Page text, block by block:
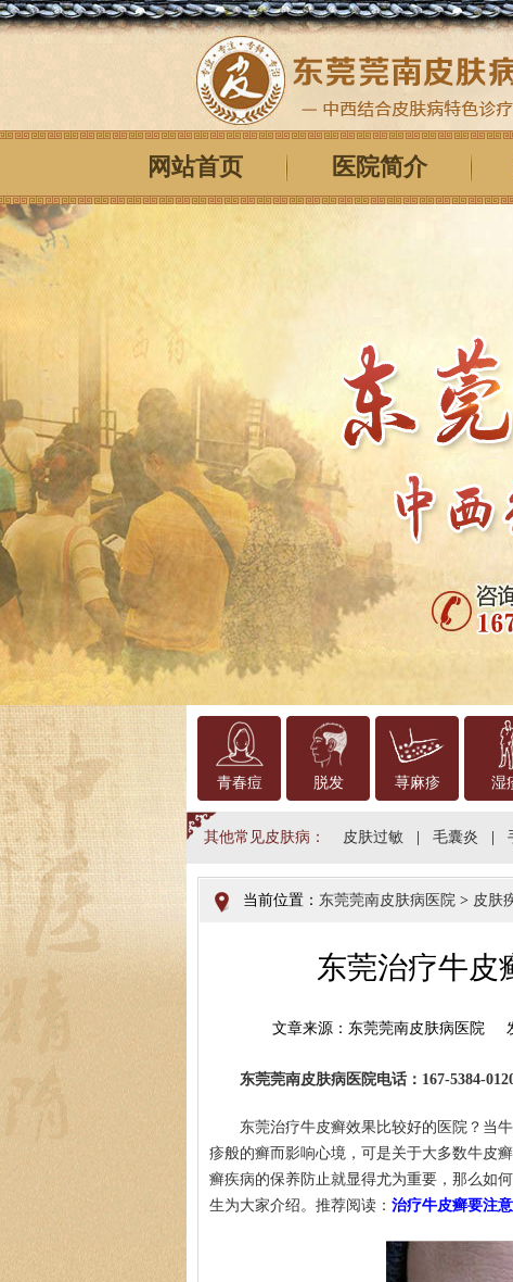
网站首页 医院简介
青春痘 脱发 荨麻疹 湿
其他常见皮肤病： 皮肤过敏 毛囊炎
当前位置： 东莞莞南皮肤病医院 > 皮肤
东莞治疗牛皮
文章来源：东莞莞南皮肤病医院
东莞莞南皮肤病医院电话：167-5384-
东莞治疗牛皮癣效果比较好的医院？当
疹般的癣而影响心境，可是关于大多数牛皮
癣疾病的保养防止就显得尤为重要，那么如
生为大家介绍。推荐阅读： 治疗牛皮癣要注